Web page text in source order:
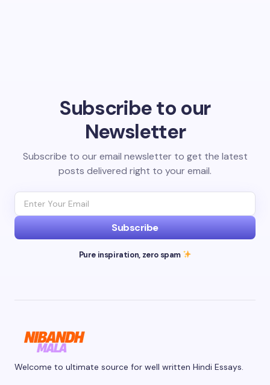
Subscribe to our
Newsletter
Subscribe to our email newsletter to get the latest
posts delivered right to your email.
Subscribe
Pure inspiration, zero spam
Welcome to ultimate source for well written Hindi Essays.